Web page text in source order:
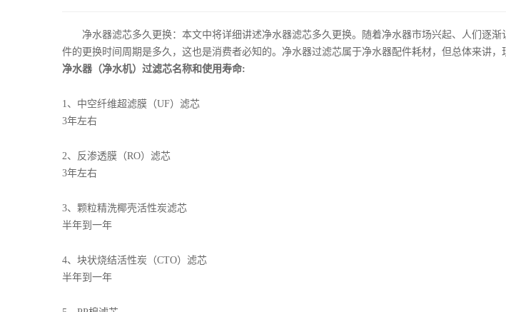
净水器滤芯多久更换：本文中将详细讲述净水器滤芯多久更换。随着净水器市场兴起、人们逐
件的更换时间周期是多久，这也是消费者必知的。净水器过滤芯属于净水器配件耗材，但总体来讲
净水器（净水机）过滤芯名称和使用寿命:
1、中空纤维超滤膜（UF）滤芯
3年左右
2、反渗透膜（RO）滤芯
3年左右
3、颗粒精洗椰壳活性炭滤芯
半年到一年
4、块状烧结活性炭（CTO）滤芯
半年到一年